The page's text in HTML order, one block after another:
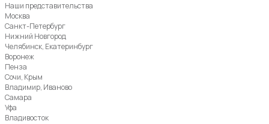
Наши представительства
Москва
Санкт-Петербург
Нижний Новгород
Челябинск, Екатеринбург
Воронеж
Пенза
Сочи, Крым
Владимир, Иваново
Самара
Уфа
Владивосток